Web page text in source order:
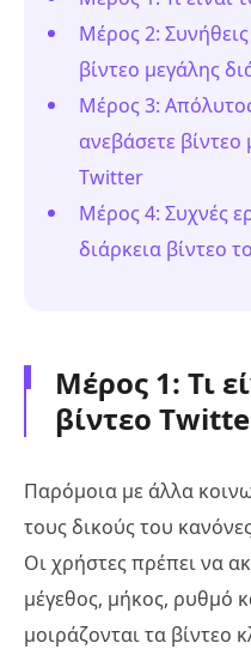
Μέρος 2:
βίντεο μεγάλης
Μέρος 3:
ανεβάσετε βίντεο
Twitter
Μέρος 4: Συχνές
διάρκεια βίντεο
Μέρος 1: Τι
βίντεο
Παρόμοια με άλλα
τους δικούς του
Οι χρήστες πρέπει να
μέγεθος, μήκος, ρυθμό
μοιράζονται τα βίντεο